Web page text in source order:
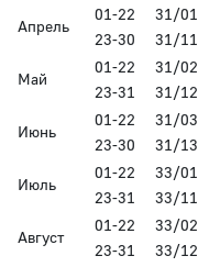
Апрель
01-22 31/01
23-30
31/11
Май
01-22 31/02
23-31
31/12
Июнь
01-22 31/03
23-30
31/13
Июль
01-22 33/01
23-31
33/11
Август
01-22 33/02
23-31
33/12